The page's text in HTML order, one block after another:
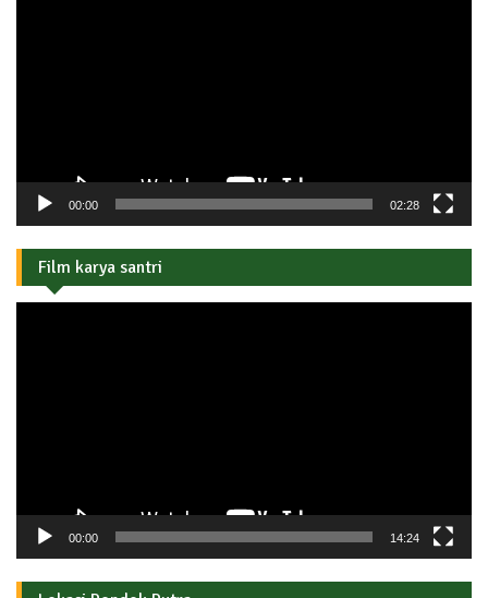
00:00 02:28
Film karya santri
00:00 14:24